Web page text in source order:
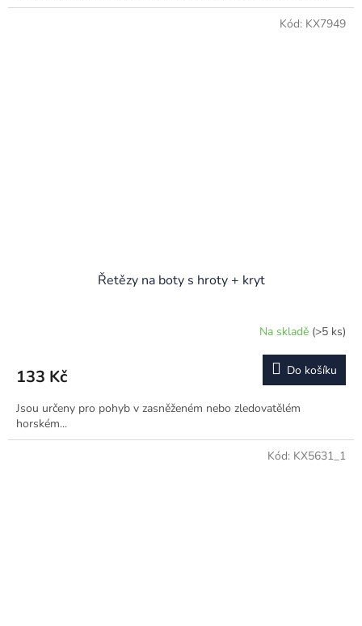
Řetězy na boty s hroty + kryt
Na skladě (>5 ks)
133 Kč Do košíku
Jsou určeny pro pohyb v zasněženém nebo zledovatělém
horském...
Kód: KX7949
Kód: KX5631_1